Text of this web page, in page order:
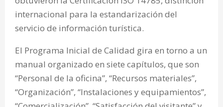
internacional para la estandarización del
servicio de información turística.
El Programa Inicial de Calidad gira en torno a un
manual organizado en siete capítulos, que son
“Personal de la oficina”, “Recursos materiales”,
“Organización”, “Instalaciones y equipamientos”,